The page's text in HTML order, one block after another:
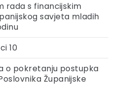
rada s financijskim
savjeta mladih
10
o pokretanju postupka
Županijske